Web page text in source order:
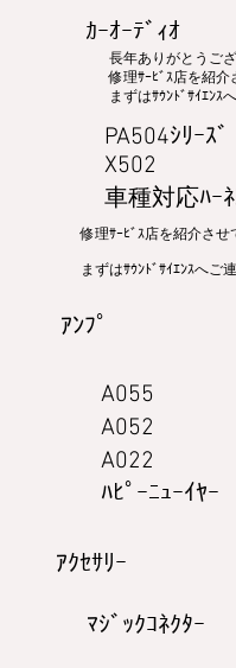
ｶｰｵｰﾃﾞｨｵ
長年ありがとうござ
修理ｻｰﾋﾞｽ店を紹介
まずはｻｳﾝﾄﾞｻｲｴﾝｽ
PA504ｼﾘｰｽﾞ
​ X502
車種対応ﾊｰ
修理ｻｰﾋﾞｽ店を紹介させ
まずはｻｳﾝﾄﾞｻｲｴﾝｽへご
ｱﾝﾌﾟ
A055
A052
A022
ﾊﾋﾟｰﾆｭｰｲﾔｰ
ｱｸｾｻﾘｰ
ﾏｼﾞｯｸｺﾈｸﾀｰ